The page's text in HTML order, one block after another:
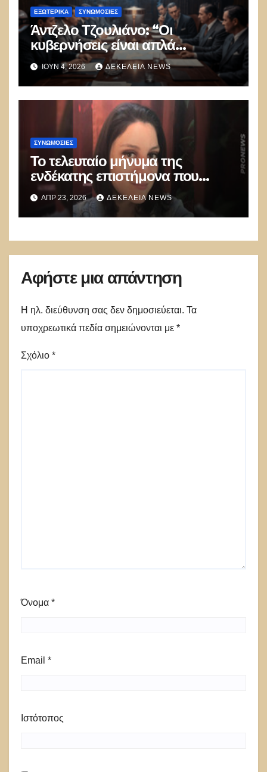
ΕΞΩΤΕΡΙΚΑ ΣΥΝΩΜΟΣΊΕΣ
Άντζελο Τζουλιάνο: “Οι
κυβερνήσεις είναι απλά
μαριονέτες – Οι
παγκοσμιοποιημένες ελίτ
διοικούν τον πλανήτη
ΙΟΎΝ 4, 2026 ΔΕΚΈΛΕΙΑ NEWS
ΣΥΝΩΜΟΣΊΕΣ
Το τελευταίο μήνυμα της
ενδέκατης επιστήμονα που
βρέθηκε νεκρή: «Αν διαβάσετε
ότι αυτοκτόνησα… δεν συνέβη»
ΑΠΡ 23, 2026 ΔΕΚΈΛΕΙΑ NEWS
Αφήστε μια απάντηση
Η ηλ. διεύθυνση σας δεν δημοσιεύεται. Τα
υποχρεωτικά πεδία σημειώνονται με *
Σχόλιο *
Όνομα *
Email *
Ιστότοπος